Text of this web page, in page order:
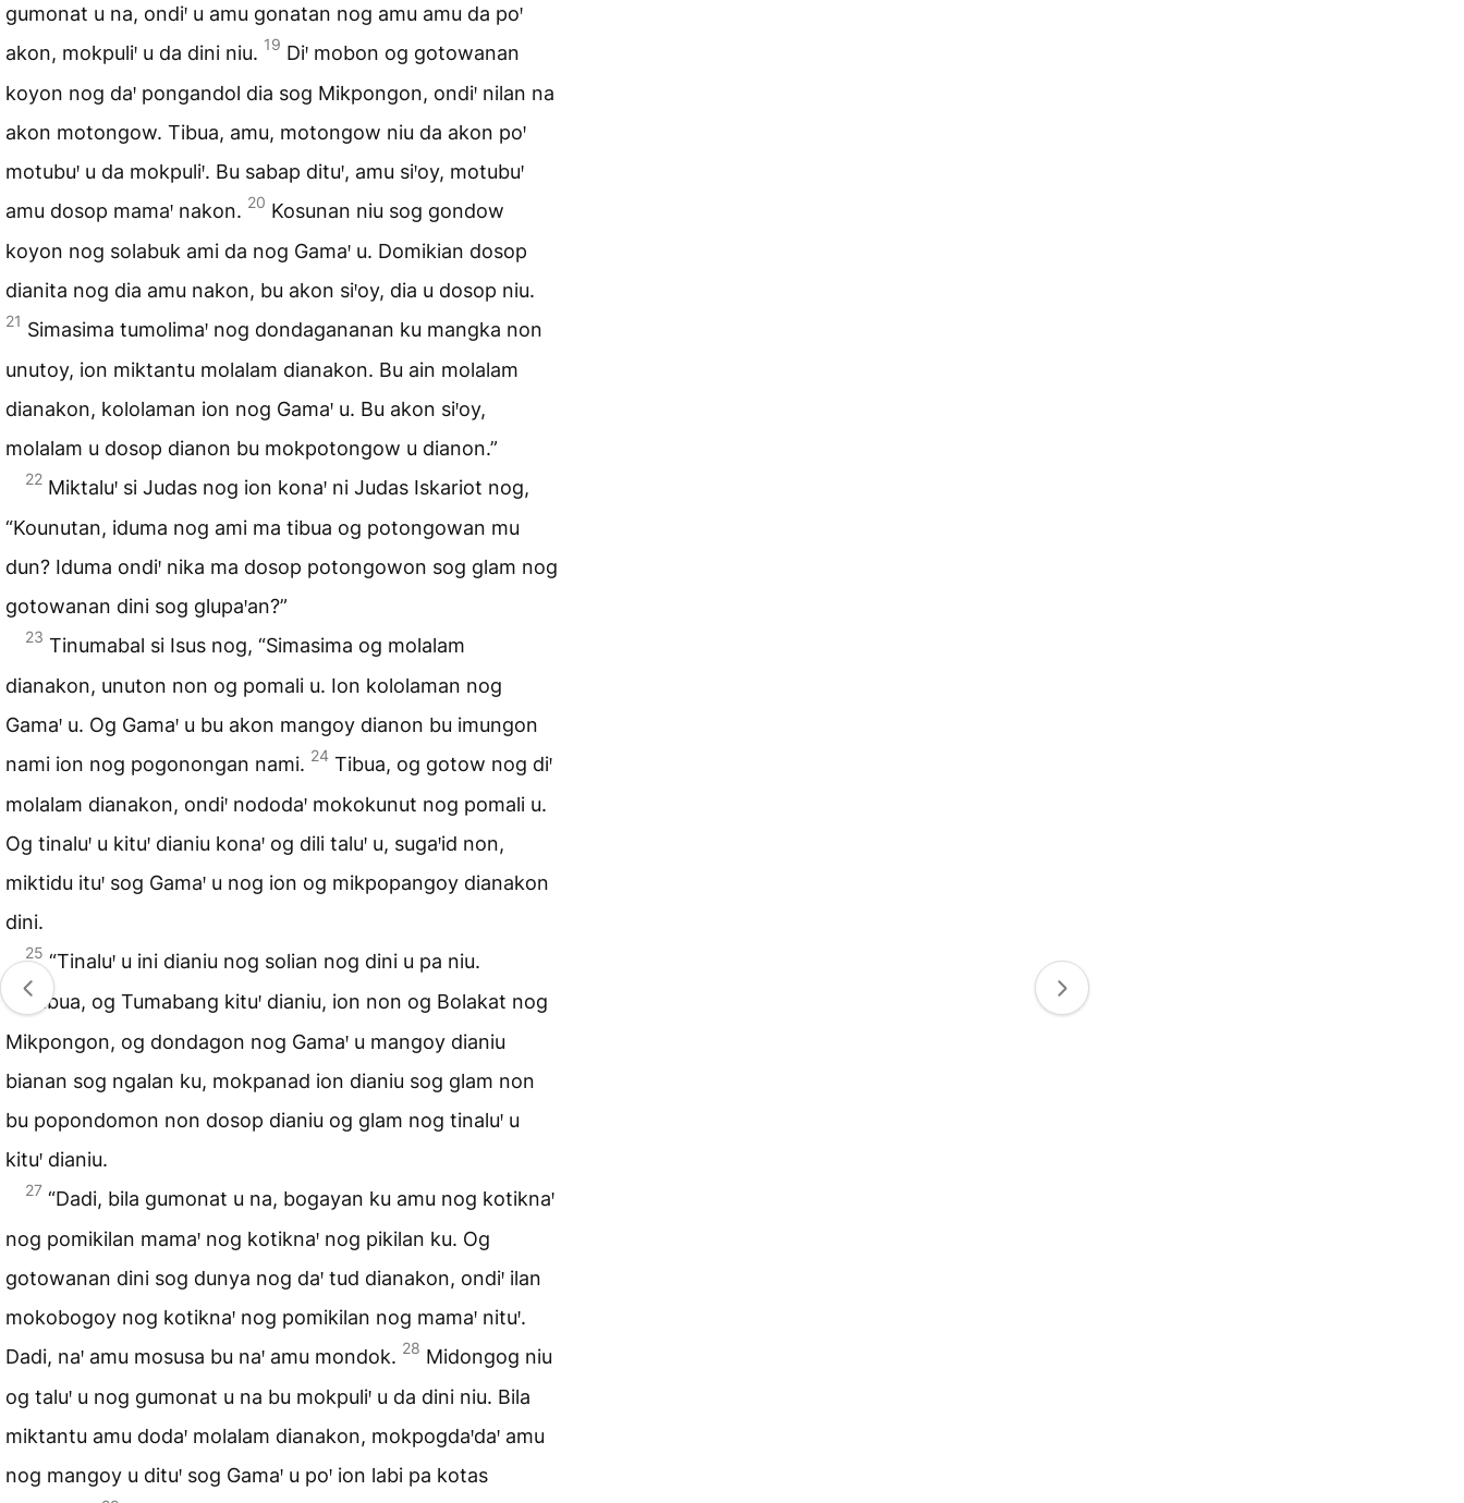
gumonat u na, ondiꞌ u amu gonatan nog amu amu da poꞌ
akon, mokpuliꞌ u da dini niu. 19 Diꞌ mobon og gotowanan
koyon nog daꞌ pongandol dia sog Mikpongon, ondiꞌ nilan na
akon motongow. Tibua, amu, motongow niu da akon poꞌ
motubuꞌ u da mokpuliꞌ. Bu sabap dituꞌ, amu siꞌoy, motubuꞌ
amu dosop mamaꞌ nakon. 20 Kosunan niu sog gondow
koyon nog solabuk ami da nog Gamaꞌ u. Domikian dosop
dianita nog dia amu nakon, bu akon siꞌoy, dia u dosop niu.
21 Simasima tumolimaꞌ nog dondagananan ku mangka non
unutoy, ion miktantu molalam dianakon. Bu ain molalam
dianakon, kololaman ion nog Gamaꞌ u. Bu akon siꞌoy,
molalam u dosop dianon bu mokpotongow u dianon.”
22 Miktaluꞌ si Judas nog ion konaꞌ ni Judas Iskariot nog,
“Kounutan, iduma nog ami ma tibua og potongowan mu
dun? Iduma ondiꞌ nika ma dosop potongowon sog glam nog
gotowanan dini sog glupaꞌan?”
23 Tinumabal si Isus nog, “Simasima og molalam
dianakon, unuton non og pomali u. Ion kololaman nog
Gamaꞌ u. Og Gamaꞌ u bu akon mangoy dianon bu imungon
nami ion nog pogonongan nami. 24 Tibua, og gotow nog diꞌ
molalam dianakon, ondiꞌ nododaꞌ mokokunut nog pomali u.
Og tinaluꞌ u kituꞌ dianiu konaꞌ og dili taluꞌ u, sugaꞌid non,
miktidu ituꞌ sog Gamaꞌ u nog ion og mikpopangoy dianakon
dini.
25 “Tinaluꞌ u ini dianiu nog solian nog dini u pa niu.
26 Tibua, og Tumabang kituꞌ dianiu, ion non og Bolakat nog
Mikpongon, og dondagon nog Gamaꞌ u mangoy dianiu
bianan sog ngalan ku, mokpanad ion dianiu sog glam non
bu popondomon non dosop dianiu og glam nog tinaluꞌ u
kituꞌ dianiu.
27 “Dadi, bila gumonat u na, bogayan ku amu nog kotiknaꞌ
nog pomikilan mamaꞌ nog kotiknaꞌ nog pikilan ku. Og
gotowanan dini sog dunya nog daꞌ tud dianakon, ondiꞌ ilan
mokobogoy nog kotiknaꞌ nog pomikilan nog mamaꞌ nituꞌ.
Dadi, naꞌ amu mosusa bu naꞌ amu mondok. 28 Midongog niu
og taluꞌ u nog gumonat u na bu mokpuliꞌ u da dini niu. Bila
miktantu amu dodaꞌ molalam dianakon, mokpogdaꞌdaꞌ amu
nog mangoy u dituꞌ sog Gamaꞌ u poꞌ ion labi pa kotas